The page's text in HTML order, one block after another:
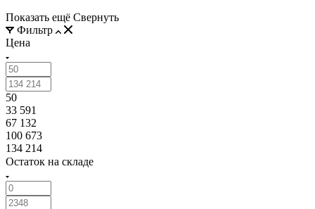
Показать ещё Свернуть
Фильтр
Цена
50
33 591
67 132
100 673
134 214
Остаток на складе